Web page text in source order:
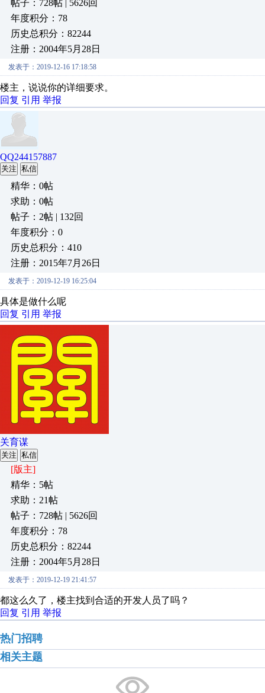
帖子：728帖 | 5626回
年度积分：78
历史总积分：82244
注册：2004年5月28日
发表于：2019-12-16 17:18:58
楼主，说说你的详细要求。
回复 引用 举报
QQ244157887
关注 私信
精华：0帖
求助：0帖
帖子：2帖 | 132回
年度积分：0
历史总积分：410
注册：2015年7月26日
发表于：2019-12-19 16:25:04
具体是做什么呢
回复 引用 举报
关育谋
关注 私信
[版主]
精华：5帖
求助：21帖
帖子：728帖 | 5626回
年度积分：78
历史总积分：82244
注册：2004年5月28日
发表于：2019-12-19 21:41:57
都这么久了，楼主找到合适的开发人员了吗？
回复 引用 举报
热门招聘
相关主题